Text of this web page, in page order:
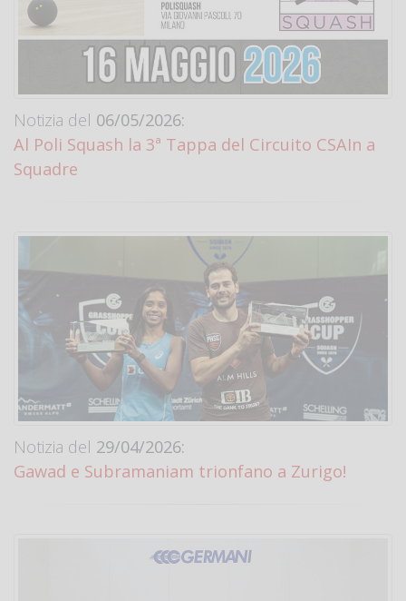
Notizia del 06/05/2026:
Al Poli Squash la 3ª Tappa del Circuito CSAIn a
Squadre
Notizia del 29/04/2026:
Gawad e Subramaniam trionfano a Zurigo!